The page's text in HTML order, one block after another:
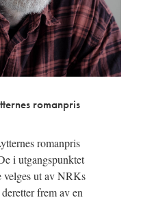
romanpris
romanpris
i utgangspunktet
velges ut av NRKs
frem av en